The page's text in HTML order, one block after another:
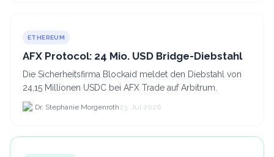
ETHEREUM
AFX Protocol: 24 Mio. USD Bridge-Diebstahl
Die Sicherheitsfirma Blockaid meldet den Diebstahl von
24,15 Millionen USDC bei AFX Trade auf Arbitrum.
Dr. Stephanie Morgenroth23. Jul 2026